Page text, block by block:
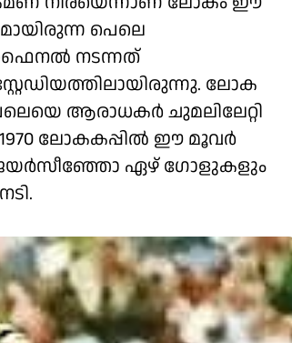
പെലെ
ഫൈനൽ നടന്നത്
ലോക
ആരാധകർ ചുമലിലേറ്റി
ലോകകപ്പിൽ ഈ മൂവർ
ഏഴ് ​ഗോളുകളും